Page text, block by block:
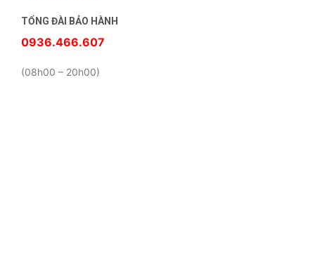
TỔNG ĐÀI BẢO HÀNH
0936.466.607
(08h00 – 20h00)